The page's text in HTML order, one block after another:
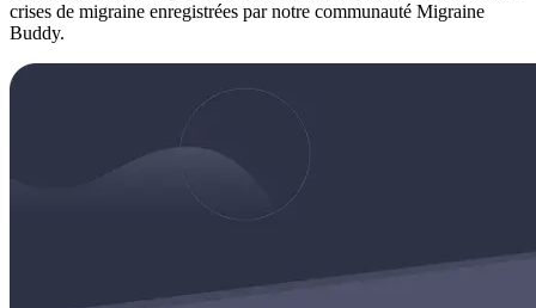
crises de migraine enregistrées par notre communauté Migraine
Buddy.